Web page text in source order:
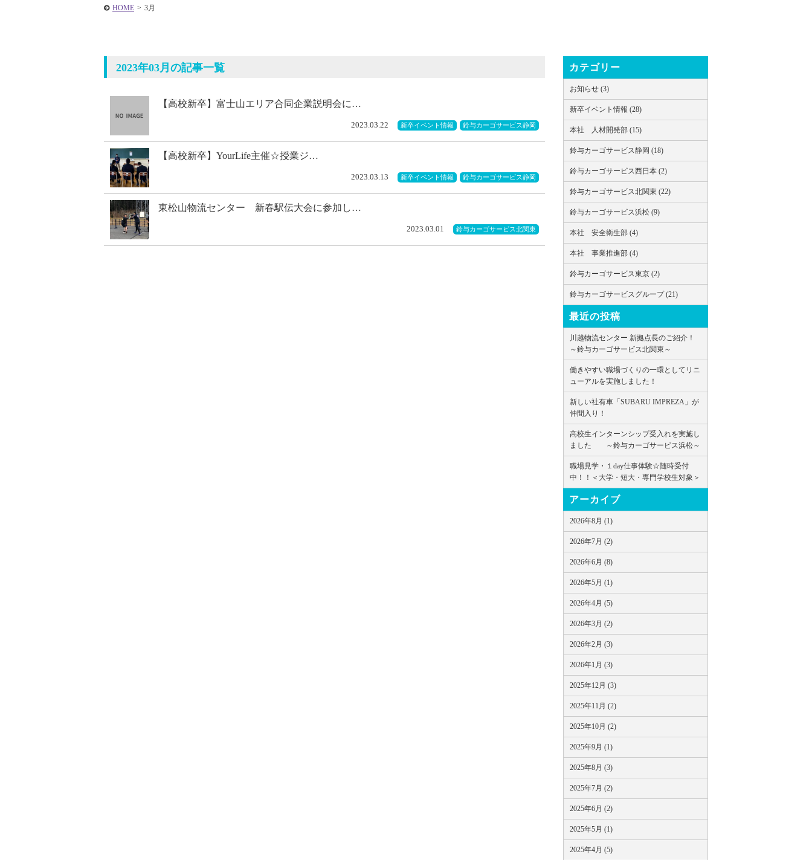
HOME > 3月
2023年03月の記事一覧
【高校新卒】富士山エリア合同企業説明会に…
2023.03.22 新卒イベント情報 鈴与カーゴサービス静岡
【高校新卒】YourLife主催☆授業ジ…
2023.03.13 新卒イベント情報 鈴与カーゴサービス静岡
東松山物流センター 新春駅伝大会に参加し…
2023.03.01 鈴与カーゴサービス北関東
カテゴリー
お知らせ (3)
新卒イベント情報 (28)
本社 人材開発部 (15)
鈴与カーゴサービス静岡 (18)
鈴与カーゴサービス西日本 (2)
鈴与カーゴサービス北関東 (22)
鈴与カーゴサービス浜松 (9)
本社 安全衛生部 (4)
本社 事業推進部 (4)
鈴与カーゴサービス東京 (2)
鈴与カーゴサービスグループ (21)
最近の投稿
川越物流センター 新拠点長のご紹介！
～鈴与カーゴサービス北関東～
働きやすい職場づくりの一環としてリニ
ューアルを実施しました！
新しい社有車「SUBARU IMPREZA」が
仲間入り！
高校生インターンシップ受入れを実施し
ました ～鈴与カーゴサービス浜松～
職場見学・１day仕事体験☆随時受付
中！！＜大学・短大・専門学校生対象＞
アーカイブ
2026年8月 (1)
2026年7月 (2)
2026年6月 (8)
2026年5月 (1)
2026年4月 (5)
2026年3月 (2)
2026年2月 (3)
2026年1月 (3)
2025年12月 (3)
2025年11月 (2)
2025年10月 (2)
2025年9月 (1)
2025年8月 (3)
2025年7月 (2)
2025年6月 (2)
2025年5月 (1)
2025年4月 (5)